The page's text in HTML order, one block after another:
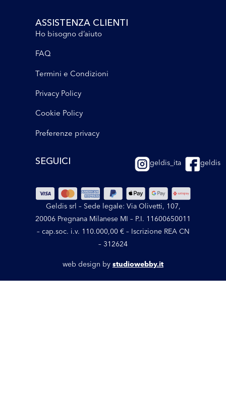
ASSISTENZA CLIENTI
Ho bisogno d’aiuto
FAQ
Termini e Condizioni
Privacy Policy
Cookie Policy
Preferenze privacy
SEGUICI geldis_ita geldis
Geldis srl – Sede legale: Via Olivetti, 107,
20006 Pregnana Milanese MI – P.I. 11600650011
– cap.soc. i.v. 110.000,00 € – Iscrizione REA CN
– 312624
web design by studiowebby.it